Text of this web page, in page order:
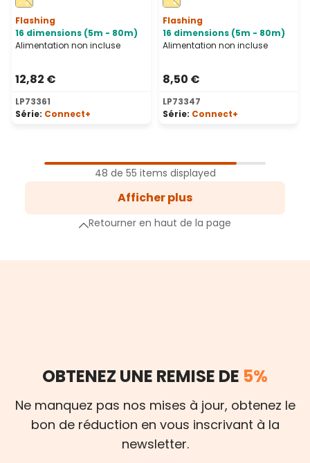
transparent,
prolongeable
Flashing
16 dimensions (5m - 80m)
Alimentation non incluse
12,82 €
LP73361
Série: Connect+
transparent,
prolongeable
Flashing
16 dimensions (5m - 80m)
Alimentation non incluse
8,50 €
LP73347
Série: Connect+
suivante
48 de 55 items displayed
Afficher plus
Retourner en haut de la page
OBTENEZ UNE REMISE DE 5%
Ne manquez pas nos mises à jour, obtenez le
bon de réduction en vous inscrivant à la
newsletter.